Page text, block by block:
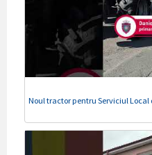
Noul tractor pentru Serviciul